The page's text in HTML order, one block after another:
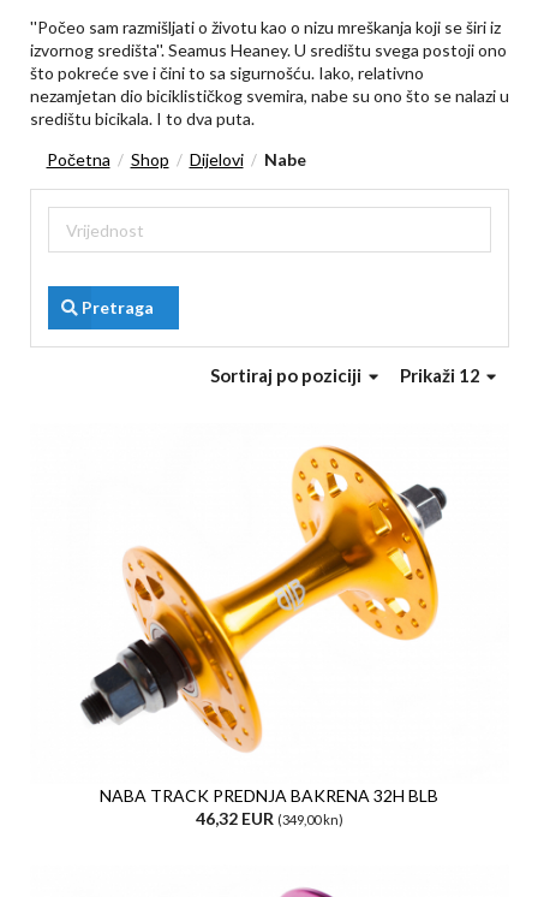
''Počeo sam razmišljati o životu kao o nizu mreškanja koji se širi iz
izvornog središta''. Seamus Heaney. U središtu svega postoji ono
što pokreće sve i čini to sa sigurnošću. Iako, relativno
nezamjetan dio biciklističkog svemira, nabe su ono što se nalazi u
središtu bicikala. I to dva puta.
Početna / Shop / Dijelovi / Nabe
Pretraga
Prikaži 12
Sortiraj po poziciji
NABA TRACK PREDNJA BAKRENA 32H BLB
46,32 EUR (349,00 kn)